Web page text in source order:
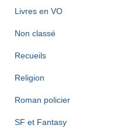
Livres en VO
Non classé
Recueils
Religion
Roman policier
SF et Fantasy